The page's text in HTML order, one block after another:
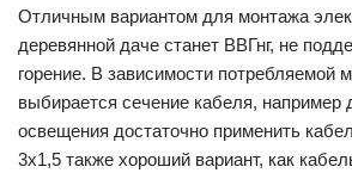
Отличным вариантом для монтажа
деревянной даче станет ВВГнг, не
горение. В зависимости потребляемой
выбирается сечение кабеля, например
освещения достаточно применить
3х1,5 также хороший вариант, как